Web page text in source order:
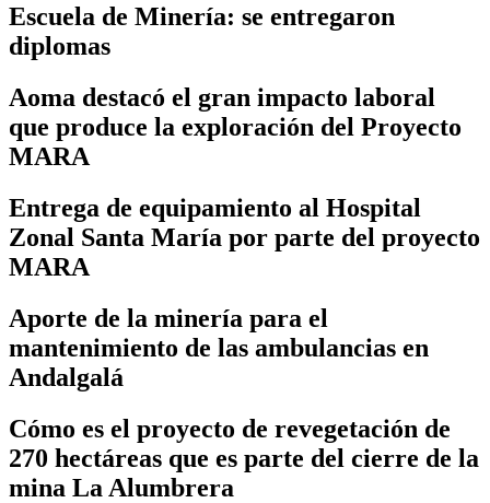
Escuela de Minería: se entregaron
diplomas
Aoma destacó el gran impacto laboral
que produce la exploración del Proyecto
MARA
Entrega de equipamiento al Hospital
Zonal Santa María por parte del proyecto
MARA
Aporte de la minería para el
mantenimiento de las ambulancias en
Andalgalá
Cómo es el proyecto de revegetación de
270 hectáreas que es parte del cierre de la
mina La Alumbrera